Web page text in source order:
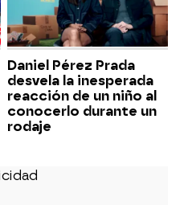
Daniel Pérez Prada
desvela la inesperada
reacción de un niño al
conocerlo durante un
rodaje